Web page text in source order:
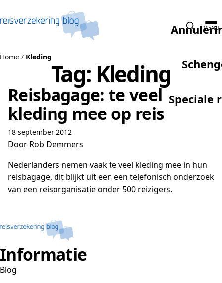
Speciale
MENU
Home / Kleding
Tag: Kleding
Reisbagage: te veel
kleding mee op reis
18 september 2012
Door Rob Demmers
Nederlanders nemen vaak te veel kleding mee in hun
reisbagage, dit blijkt uit een een telefonisch onderzoek
van een reisorganisatie onder 500 reizigers.
Informatie
Blog